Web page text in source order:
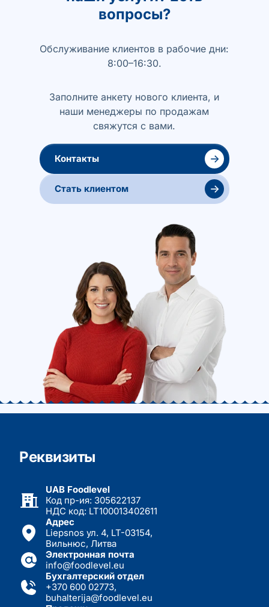
вопросы?
Обслуживание клиентов в рабочие дни:
8:00–16:30.
Заполните анкету нового клиента, и
наши менеджеры по продажам
свяжутся с вами.
Контакты →
Стать клиентом →
Реквизиты
UAB Foodlevel
Код пр-ия: 305622137
НДС код: LT100013402611
Адрес
Liepsnos ул. 4, LT-03154,
Вильнюс, Литва
Электронная почта
info@foodlevel.eu
Бухгалтерский отдел
+370 600 02773,
buhalterija@foodlevel.eu